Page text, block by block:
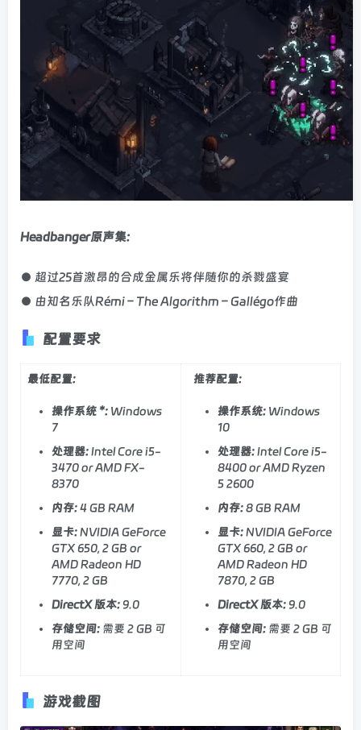
Headbanger原声集:
● 超过25首激昂的合成金属乐将伴随你的杀戮盛宴
● 由知名乐队Rémi – The Algorithm – Gallégo作曲
配置要求
最低配置:
操作系统 *: Windows
7
处理器:Intel Core i5-
3470 or AMD FX-
8370
内存:4 GB RAM
显卡:NVIDIA GeForce
GTX 650, 2 GB or
AMD Radeon HD
7770, 2 GB
DirectX 版本: 9.0
存储空间: 需要 2 GB 可
用空间
推荐配置:
操作系统: Windows
10
处理器:Intel Core i5-
8400 or AMD Ryzen
5 2600
内存:8 GB RAM
显卡:NVIDIA GeForce
GTX 660, 2 GB or
AMD Radeon HD
7870, 2 GB
DirectX 版本: 9.0
存储空间: 需要 2 GB 可
用空间
游戏截图